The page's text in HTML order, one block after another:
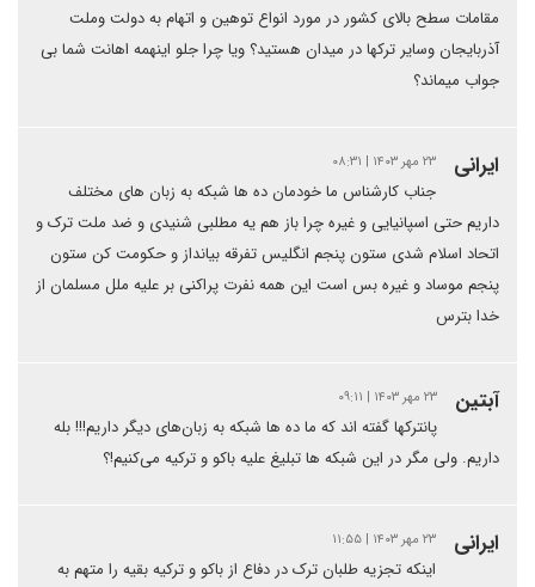
مقامات سطح بالای کشور در مورد انواع توهین و اتهام به دولت وملت
آذربایجان وسایر ترکها در میدان هستید؟ ویا چرا جلو اینهمه اهانت شما بی
جواب میماند؟
ایرانی ۲۳ مهر ۱۴۰۳ | ۰۸:۳۱
جناب کارشناس ما خودمان ده ها شبکه به زبان های مختلف
داریم حتی اسپانیایی و غیره چرا باز هم یه مطلبی شنیدی و ضد ملت ترک و
اتحاد اسلام شدی ستون پنجم انگلیس تفرقه بیانداز و حکومت کن ستون
پنجم موساد و غیره بس است این همه نفرت پراکنی بر علیه ملل مسلمان از
خدا بترس
آبتین ۲۳ مهر ۱۴۰۳ | ۰۹:۱۱
پانترکها گفته اند که ما ده ها شبکه به زبان‌های دیگر داریم!!! بله
داریم. ولی مگر در این شبکه ها تبلیغ علیه باکو و ترکیه می‌کنیم!؟
ایرانی ۲۳ مهر ۱۴۰۳ | ۱۱:۵۵
اینکه تجزیه طلبان ترک در دفاع از باکو و ترکیه بقیه را متهم به